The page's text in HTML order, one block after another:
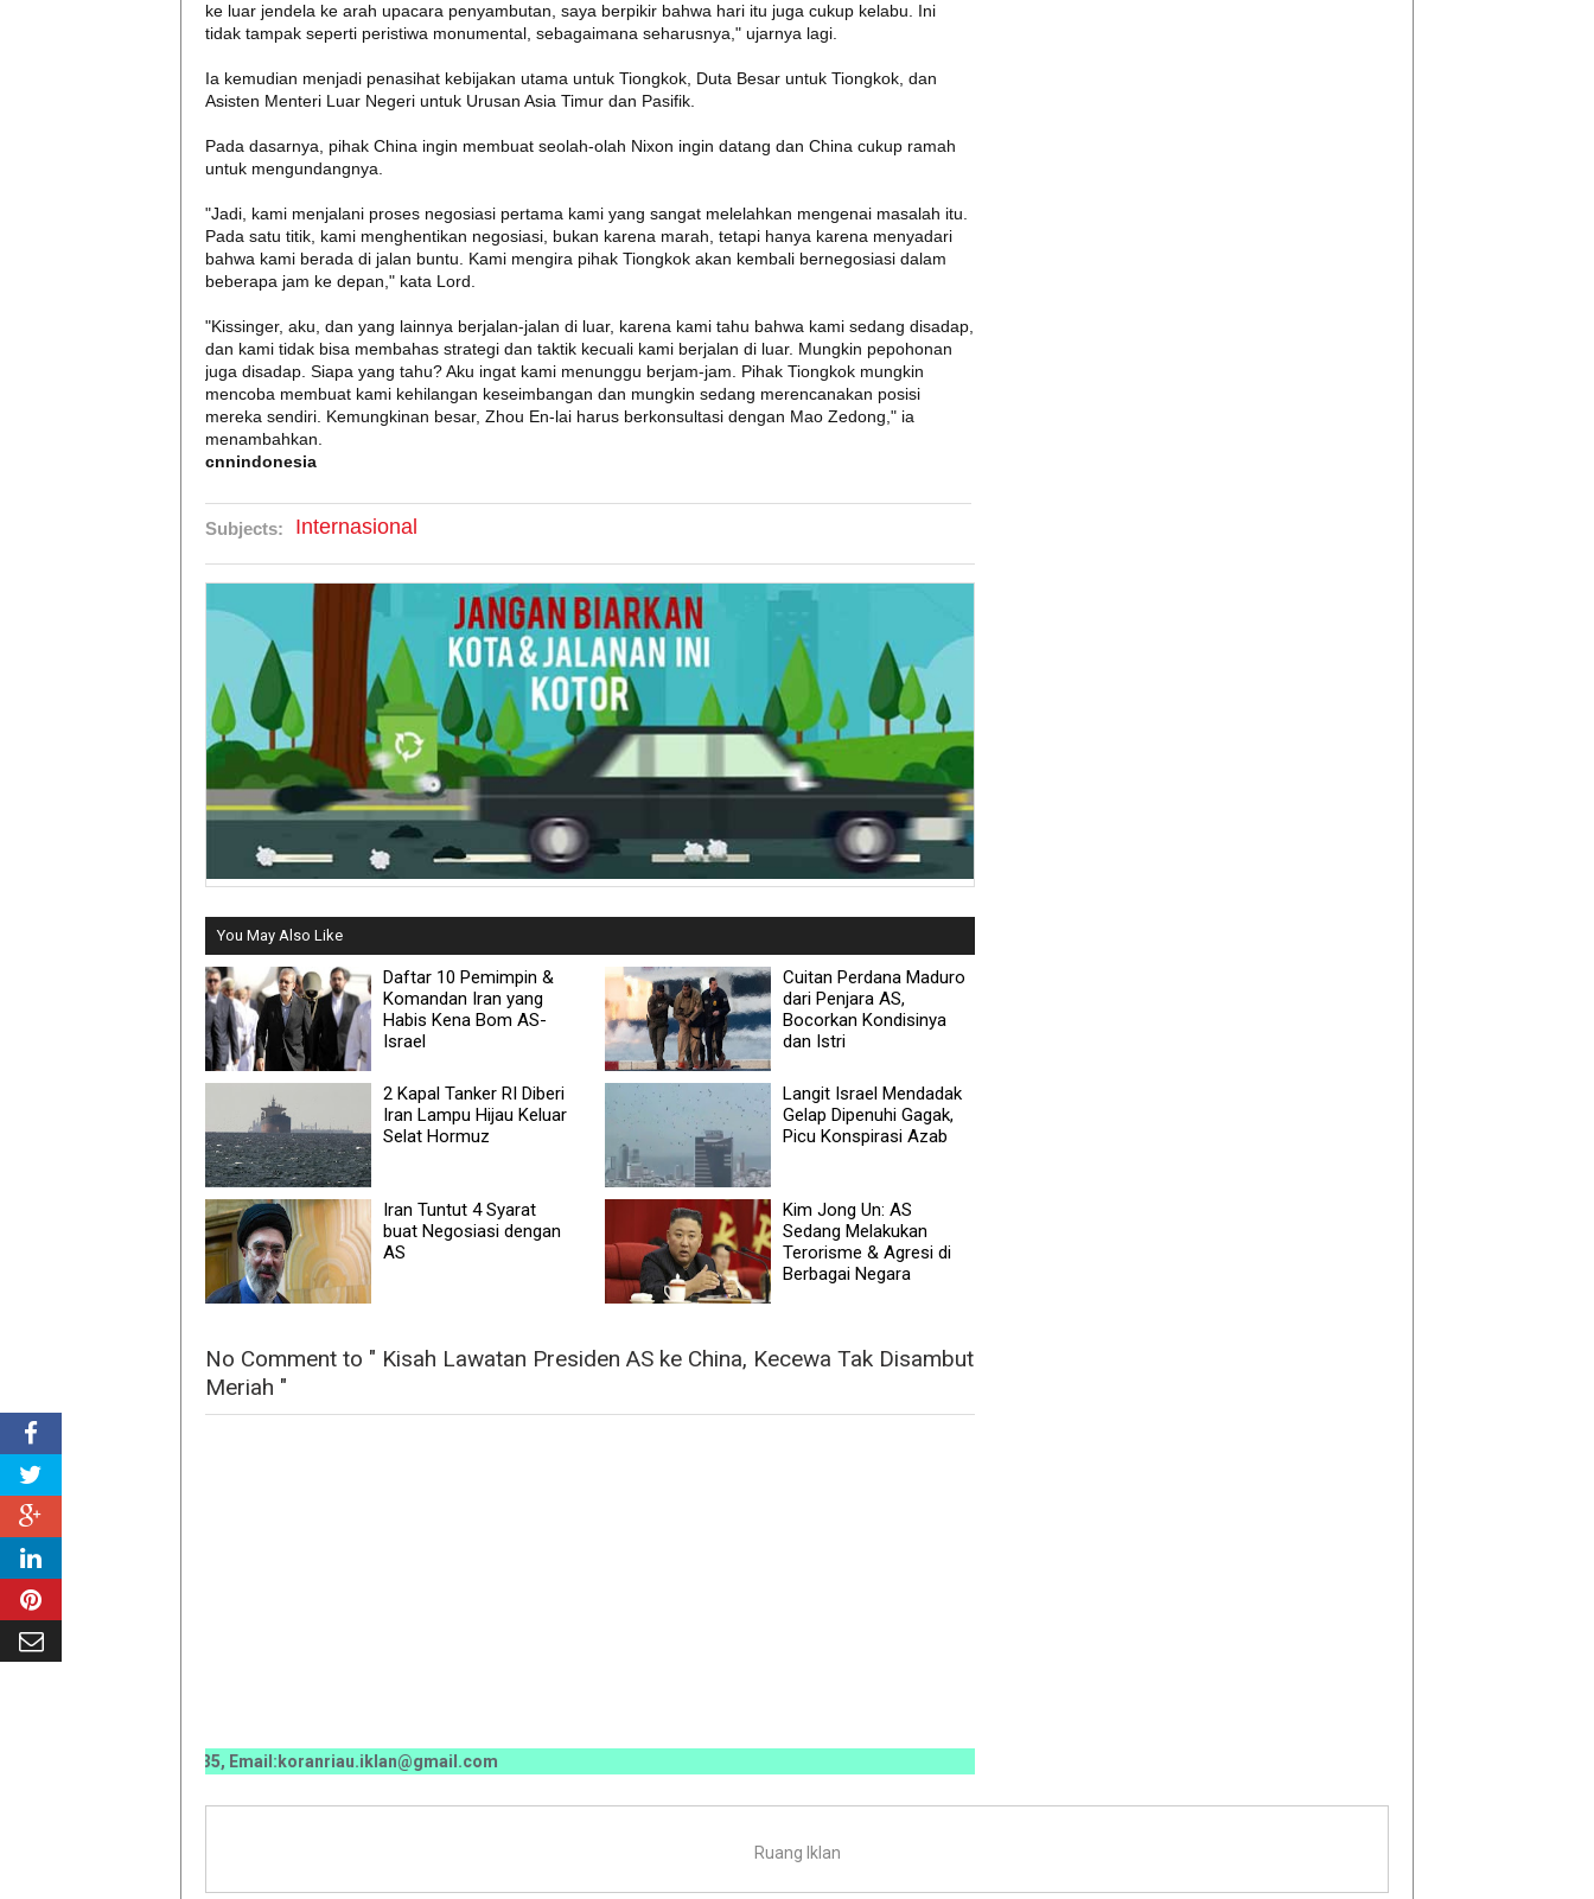
ke luar jendela ke arah upacara penyambutan, saya berpikir bahwa hari itu juga cukup kelabu. Ini
tidak tampak seperti peristiwa monumental, sebagaimana seharusnya," ujarnya lagi.
Ia kemudian menjadi penasihat kebijakan utama untuk Tiongkok, Duta Besar untuk Tiongkok, dan
Asisten Menteri Luar Negeri untuk Urusan Asia Timur dan Pasifik.
Pada dasarnya, pihak China ingin membuat seolah-olah Nixon ingin datang dan China cukup ramah
untuk mengundangnya.
"Jadi, kami menjalani proses negosiasi pertama kami yang sangat melelahkan mengenai masalah itu.
Pada satu titik, kami menghentikan negosiasi, bukan karena marah, tetapi hanya karena menyadari
bahwa kami berada di jalan buntu. Kami mengira pihak Tiongkok akan kembali bernegosiasi dalam
beberapa jam ke depan," kata Lord.
"Kissinger, aku, dan yang lainnya berjalan-jalan di luar, karena kami tahu bahwa kami sedang disadap,
dan kami tidak bisa membahas strategi dan taktik kecuali kami berjalan di luar. Mungkin pepohonan
juga disadap. Siapa yang tahu? Aku ingat kami menunggu berjam-jam. Pihak Tiongkok mungkin
mencoba membuat kami kehilangan keseimbangan dan mungkin sedang merencanakan posisi
mereka sendiri. Kemungkinan besar, Zhou En-lai harus berkonsultasi dengan Mao Zedong," ia
menambahkan.
cnnindonesia
Subjects: Internasional
You May Also Like
Daftar 10 Pemimpin &
Komandan Iran yang
Habis Kena Bom AS-
Israel
Cuitan Perdana Maduro
dari Penjara AS,
Bocorkan Kondisinya
dan Istri
2 Kapal Tanker RI Diberi
Iran Lampu Hijau Keluar
Selat Hormuz
Langit Israel Mendadak
Gelap Dipenuhi Gagak,
Picu Konspirasi Azab
Iran Tuntut 4 Syarat
buat Negosiasi dengan
AS
Kim Jong Un: AS
Sedang Melakukan
Terorisme & Agresi di
Berbagai Negara
No Comment to " Kisah Lawatan Presiden AS ke China, Kecewa Tak Disambut
Meriah "
0070 / 0811 7673 35, Email:koranriau.iklan@gmail.com
Ruang Iklan